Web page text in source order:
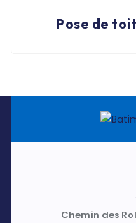
Pose de
Chemin des